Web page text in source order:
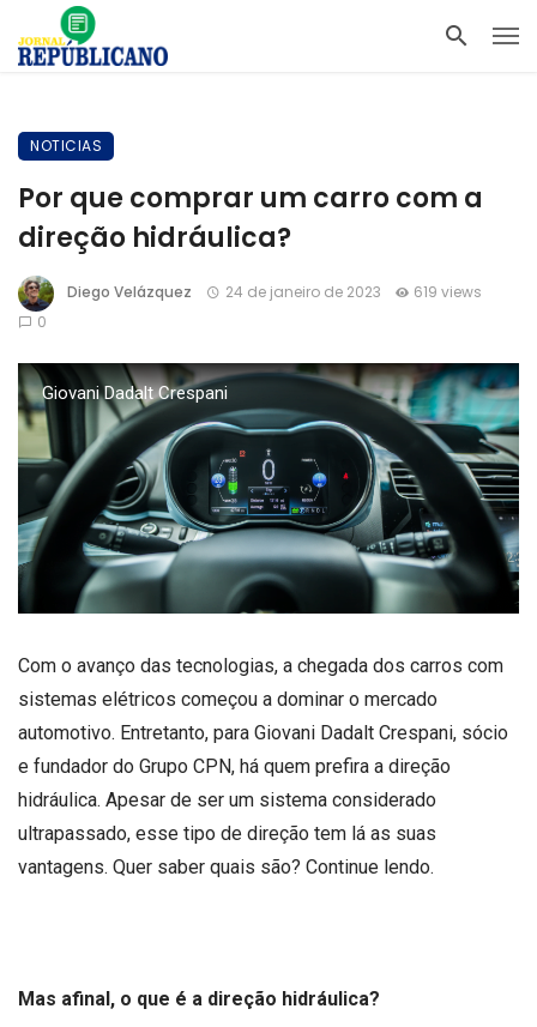
NOTICIAS
Por que comprar um carro com a
direção hidráulica?
Diego Velázquez 24 de janeiro de 2023
619 views
0
Giovani Dadalt Crespani
Com o avanço das tecnologias, a chegada dos carros com
sistemas elétricos começou a dominar o mercado
automotivo. Entretanto, para Giovani Dadalt Crespani, sócio
e fundador do Grupo CPN, há quem prefira a direção
hidráulica. Apesar de ser um sistema considerado
ultrapassado, esse tipo de direção tem lá as suas
vantagens. Quer saber quais são? Continue lendo.
Mas afinal, o que é a direção hidráulica?